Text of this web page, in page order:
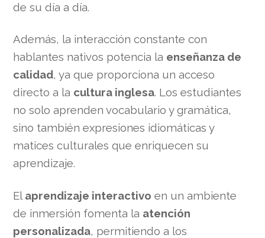
de su día a día.
Además, la interacción constante con
hablantes nativos potencia la enseñanza de
calidad, ya que proporciona un acceso
directo a la cultura inglesa. Los estudiantes
no solo aprenden vocabulario y gramática,
sino también expresiones idiomáticas y
matices culturales que enriquecen su
aprendizaje.
El aprendizaje interactivo en un ambiente
de inmersión fomenta la atención
personalizada, permitiendo a los